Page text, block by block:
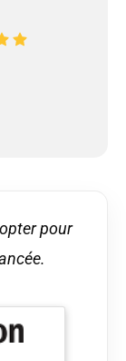
opter pour